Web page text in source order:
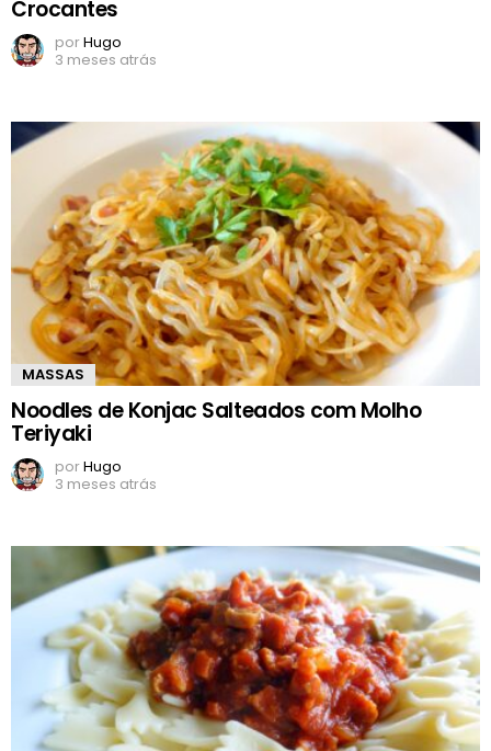
Crocantes
porHugo
3 meses atrás
MASSAS
Noodles de Konjac Salteados com Molho
Teriyaki
porHugo
3 meses atrás